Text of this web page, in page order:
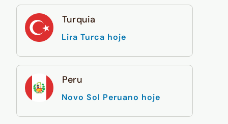
Turquia
Lira Turca hoje
Peru
Novo Sol Peruano hoje